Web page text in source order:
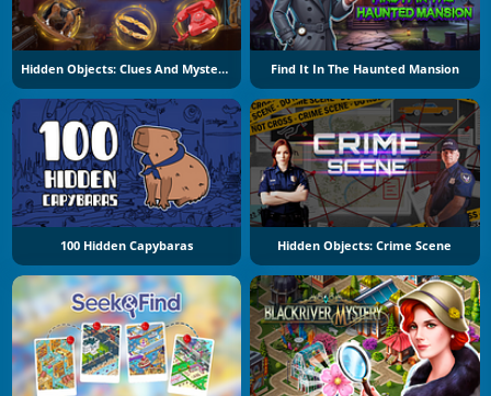
Hidden Objects: Clues And Mysteries Find It In The Haunted Mansion
100 Hidden Capybaras Hidden Objects: Crime Scene